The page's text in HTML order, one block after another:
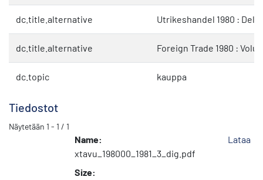
dc.title.alternative Utrikeshandel 1980 : Del III
dc.title.alternative Foreign Trade 1980 :
dc.topic kauppa
Tiedostot
Näytetään 1 - 1 / 1
Name:
xtavu_198000_1981_3_dig.pdf
Size:
Lataa